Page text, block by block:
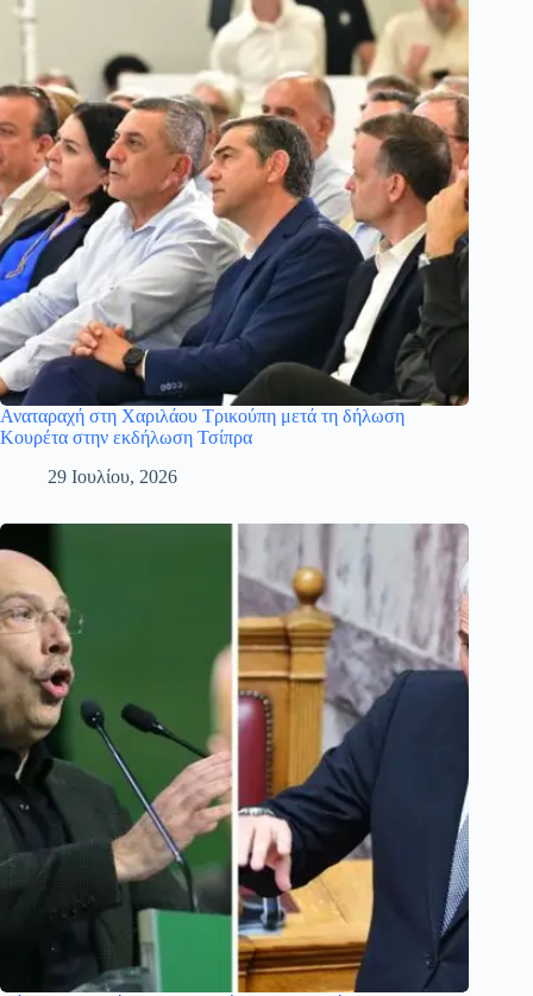
Αναταραχή στη Χαριλάου Τρικούπη μετά τη δήλωση
Κουρέτα στην εκδήλωση Τσίπρα
29 Ιουλίου, 2026